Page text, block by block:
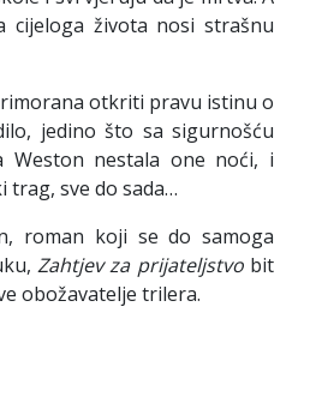
cijeloga života nosi strašnu
otkriti pravu istinu o
jedino što sa sigurnošću
Weston nestala one noći, i
trag, sve do sada…
roman koji se do samoga
Zahtjev za prijateljstvo bit
obožavatelje trilera.